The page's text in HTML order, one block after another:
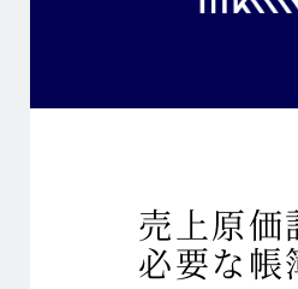
売上原価
必要な帳